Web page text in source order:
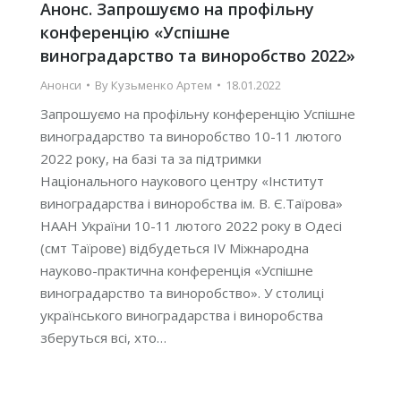
Анонс. Запрошуємо на профільну
конференцію «Успішне
виноградарство та виноробство 2022»
Анонси By Кузьменко Артем 18.01.2022
Запрошуємо на профільну конференцію Успішне
виноградарство та виноробство 10-11 лютого
2022 року, на базі та за підтримки
Національного наукового центру «Інститут
виноградарства і виноробства ім. В. Є.Таїрова»
НААН України 10-11 лютого 2022 року в Одесі
(смт Таїрове) відбудеться IV Міжнародна
науково-практична конференція «Успішне
виноградарство та виноробство». У столиці
українського виноградарства і виноробства
зберуться всі, хто…